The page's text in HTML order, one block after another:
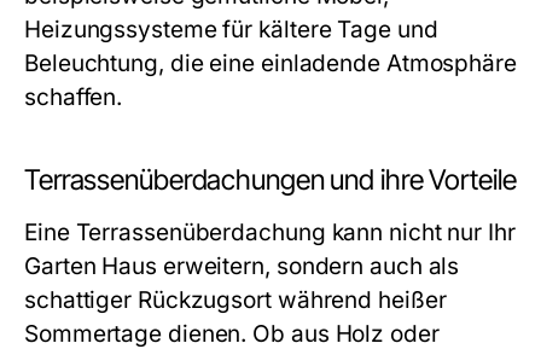
Heizungssysteme für kältere Tage und
Beleuchtung, die eine einladende Atmosphäre
schaffen.
Terrassenüberdachungen und ihre Vorteile
Eine Terrassenüberdachung kann nicht nur Ihr
Garten Haus erweitern, sondern auch als
schattiger Rückzugsort während heißer
Sommertage dienen. Ob aus Holz oder